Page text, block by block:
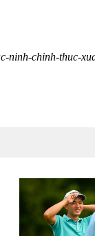
ninh-chinh-thuc-